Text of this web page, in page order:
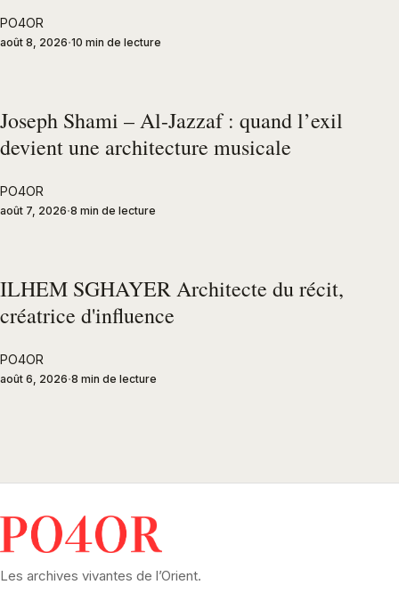
PO4OR
août 8, 2026 10 min de lecture
Joseph Shami – Al-Jazzaf : quand l’exil
devient une architecture musicale
PO4OR
août 7, 2026 8 min de lecture
ILHEM SGHAYER Architecte du récit,
créatrice d'influence
PO4OR
août 6, 2026 8 min de lecture
Les archives vivantes de l’Orient.